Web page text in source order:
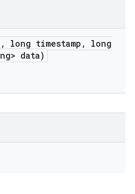
, long timestamp ,
long
data)